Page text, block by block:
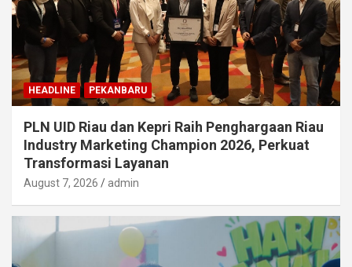
HEADLINE PEKANBARU
PLN UID Riau dan Kepri Raih Penghargaan Riau
Industry Marketing Champion 2026, Perkuat
Transformasi Layanan
August 7, 2026 admin